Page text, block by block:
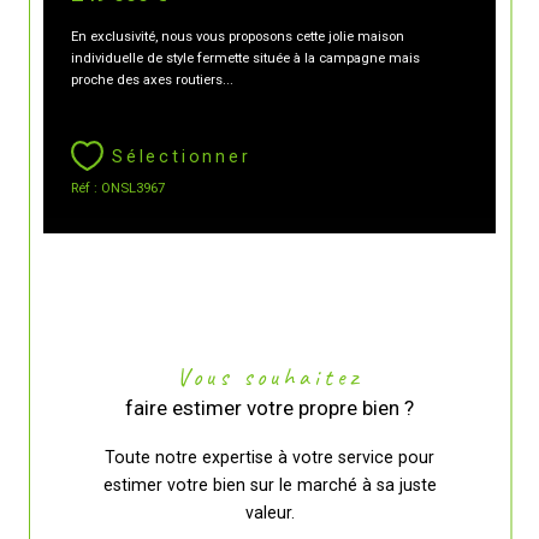
En exclusivité, nous vous proposons cette jolie maison
individuelle de style fermette située à la campagne mais
proche des axes routiers...
Sélectionner
Réf : ONSL3967
Vous souhaitez
faire estimer votre propre bien ?
Toute notre expertise à votre service pour
estimer votre bien sur le marché à sa juste
valeur.